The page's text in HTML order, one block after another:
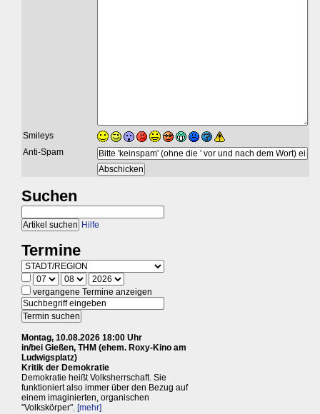
Smileys
Anti-Spam
Suchen
Hilfe
Termine
vergangene Termine anzeigen
Montag, 10.08.2026 18:00 Uhr
in/bei Gießen, THM (ehem. Roxy-Kino am
Ludwigsplatz)
Kritik der Demokratie
Demokratie heißt Volksherrschaft. Sie
funktioniert also immer über den Bezug auf
einem imaginierten, organischen
"Volkskörper". [mehr]